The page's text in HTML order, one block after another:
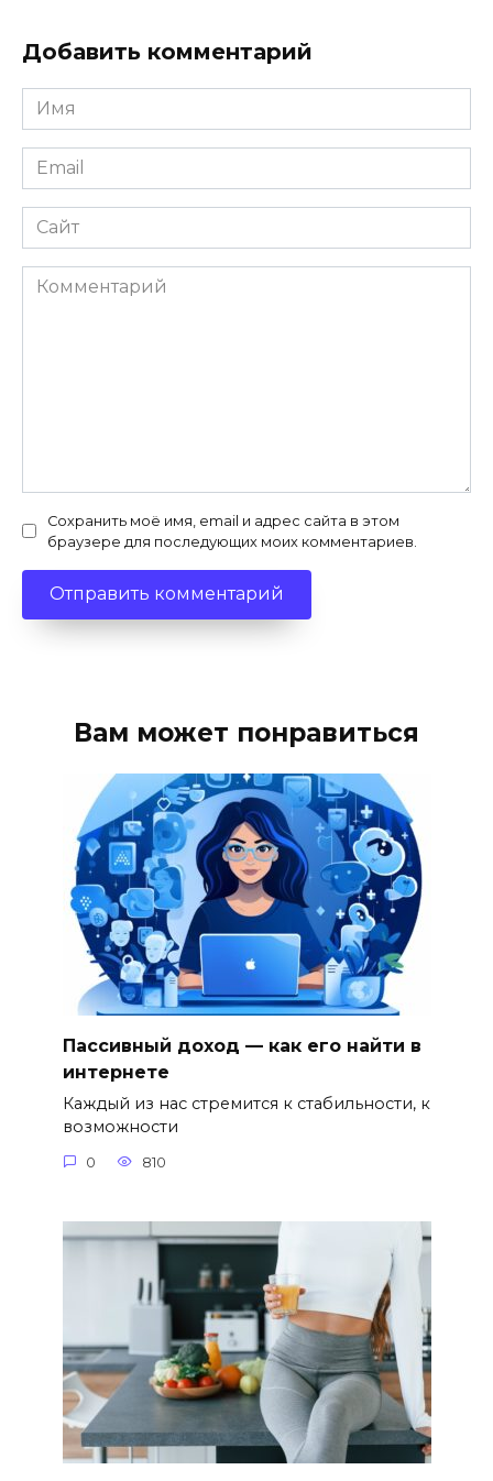
Добавить комментарий
Имя
*
Email
*
Сайт
Комментарий
Сохранить моё имя, email и адрес сайта в этом
браузере для последующих моих комментариев.
Вам может понравиться
Пассивный доход — как его найти в
интернете
Каждый из нас стремится к стабильности, к
возможности
0 810